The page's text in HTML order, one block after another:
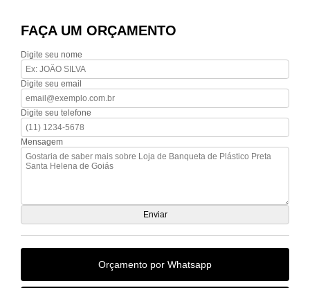
FAÇA UM ORÇAMENTO
Digite seu nome
Digite seu email
Digite seu telefone
Mensagem
Orçamento por Whatsapp